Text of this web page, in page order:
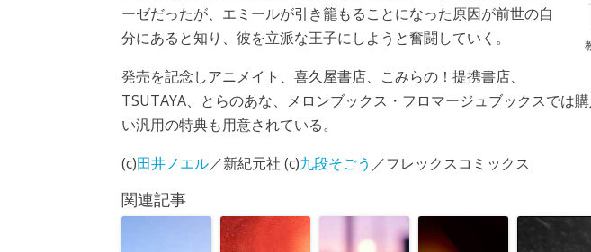
ーゼだったが、エミールが引き籠もることになった原因が前世の自
分にあると知り、彼を立派な王子にしようと奮闘していく。
発売を記念しアニメイト、喜久屋書店、こみらの！提携書店、
TSUTAYA、とらのあな、メロンブックス・フロマージュブックスでは
い汎用の特典も用意されている。
(c)田井ノエル／新紀元社 (c)九段そごう ／フレックスコミックス
関連記事